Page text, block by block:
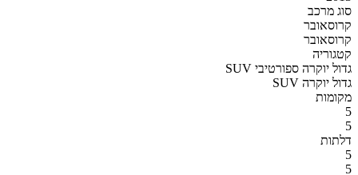
סוג מרכב
קרוסאובר
קרוסאובר
קטגוריה
SUV גדול יוקרה ספורטיבי
SUV גדול יוקרה
מקומות
5
5
דלתות
5
5